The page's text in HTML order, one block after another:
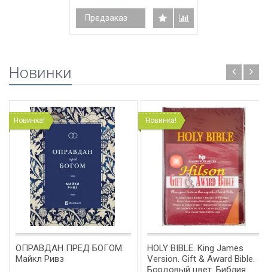
Предзаказ
Новинки
Новинка!
ОПРАВДАН ПРЕД БОГОМ.
Майкл Ривз
Новинка!
HOLY BIBLE. King James
Version. Gift & Award Bible.
Бордовый цвет. Библия